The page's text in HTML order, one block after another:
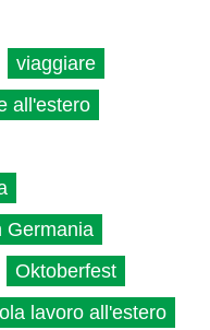
viaggiare
all'estero
Germania
Oktoberfest
lavoro all'estero